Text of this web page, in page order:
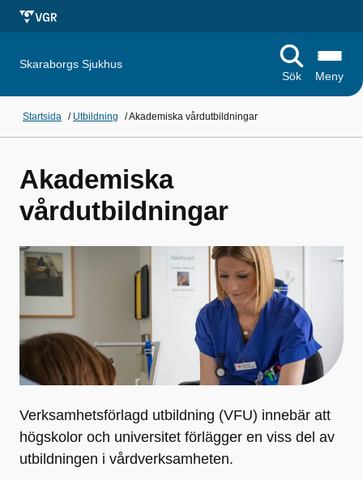
Skaraborgs Sjukhus
Sök
Meny
Startsida / Utbildning /Akademiska vårdutbildningar
Akademiska
vårdutbildningar
Verksamhetsförlagd utbildning (VFU) innebär att
högskolor och universitet förlägger en viss del av
utbildningen i vårdverk­samheten.